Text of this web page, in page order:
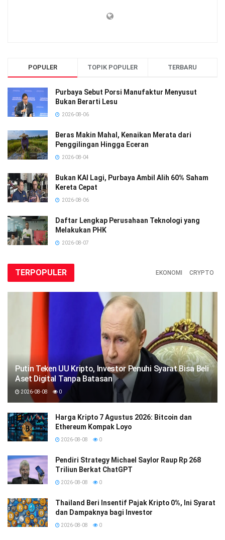
POPULER TOPIK POPULER TERBARU
Purbaya Sebut Porsi Manufaktur Menyusut
Bukan Berarti Lesu
2026-08-06
Beras Makin Mahal, Kenaikan Merata dari
Penggilingan Hingga Eceran
2026-08-04
Bukan KAI Lagi, Purbaya Ambil Alih 60% Saham
Kereta Cepat
2026-08-06
Daftar Lengkap Perusahaan Teknologi yang
Melakukan PHK
2026-08-07
TERPOPULER EKONOMI CRYPTO
Putin Teken UU Kripto, Investor Penuhi Syarat Bisa Beli
Aset Digital Tanpa Batasan
2026-08-08 0
Harga Kripto 7 Agustus 2026: Bitcoin dan
Ethereum Kompak Loyo
2026-08-08 0
Pendiri Strategy Michael Saylor Raup Rp 268
Triliun Berkat ChatGPT
2026-08-08 0
Thailand Beri Insentif Pajak Kripto 0%, Ini Syarat
dan Dampaknya bagi Investor
2026-08-08 0